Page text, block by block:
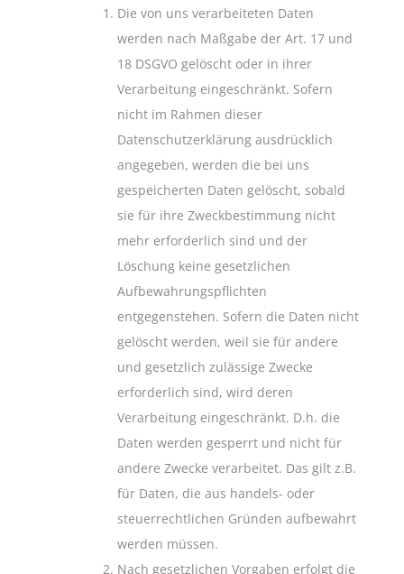
Die von uns verarbeiteten Daten
werden nach Maßgabe der Art. 17 und
18 DSGVO gelöscht oder in ihrer
Verarbeitung eingeschränkt. Sofern
nicht im Rahmen dieser
Datenschutzerklärung ausdrücklich
angegeben, werden die bei uns
gespeicherten Daten gelöscht, sobald
sie für ihre Zweckbestimmung nicht
mehr erforderlich sind und der
Löschung keine gesetzlichen
Aufbewahrungspflichten
entgegenstehen. Sofern die Daten nicht
gelöscht werden, weil sie für andere
und gesetzlich zulässige Zwecke
erforderlich sind, wird deren
Verarbeitung eingeschränkt. D.h. die
Daten werden gesperrt und nicht für
andere Zwecke verarbeitet. Das gilt z.B.
für Daten, die aus handels- oder
steuerrechtlichen Gründen aufbewahrt
werden müssen.
Nach gesetzlichen Vorgaben erfolgt die